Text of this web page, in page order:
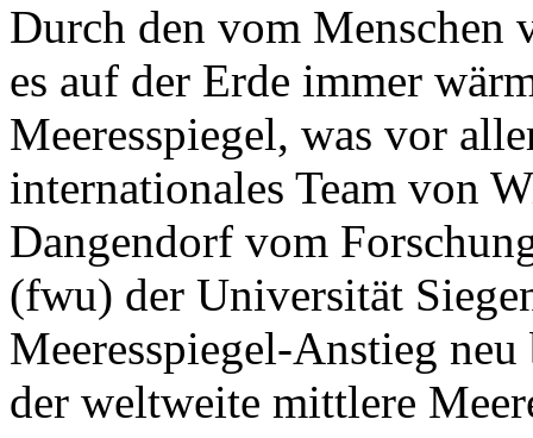
Durch den vom Menschen
es auf der Erde immer
Meeresspiegel, was vor
internationales Team von
Dangendorf vom
(fwu) der Universität
Meeresspiegel-Anstieg
der weltweite mittlere